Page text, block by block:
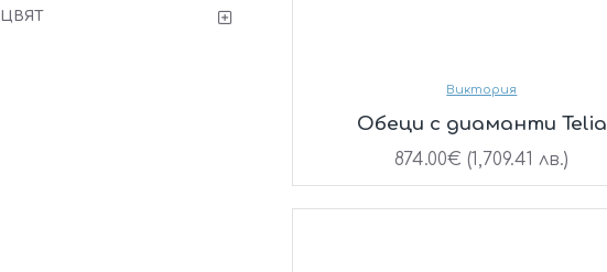
ЦВЯТ
Виктория
Oбеци с диаманти Telia
874.00€ (1,709.41 лв.)